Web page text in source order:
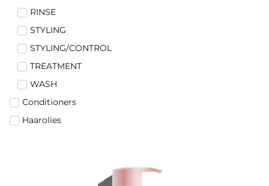
RINSE
STYLING
STYLING/CONTROL
TREATMENT
WASH
Conditioners
Haarolies